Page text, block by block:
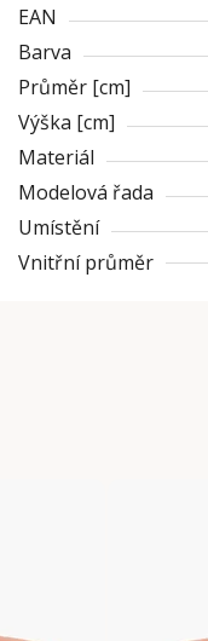
EAN
Barva
Průměr [cm]
Výška [cm]
Materiál
Modelová řada
Umístění
Vnitřní průměr